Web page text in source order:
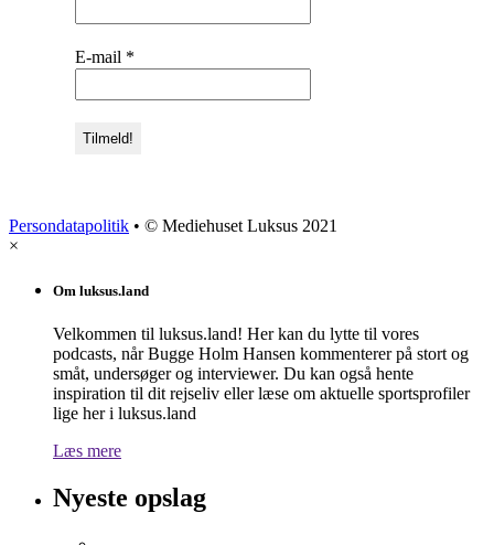
E-mail *
Persondatapolitik • © Mediehuset Luksus 2021
×
Om luksus.land
Velkommen til luksus.land! Her kan du lytte til vores
podcasts, når Bugge Holm Hansen kommenterer på stort og
småt, undersøger og interviewer. Du kan også hente
inspiration til dit rejseliv eller læse om aktuelle sportsprofiler
lige her i luksus.land
Læs mere
Nyeste opslag